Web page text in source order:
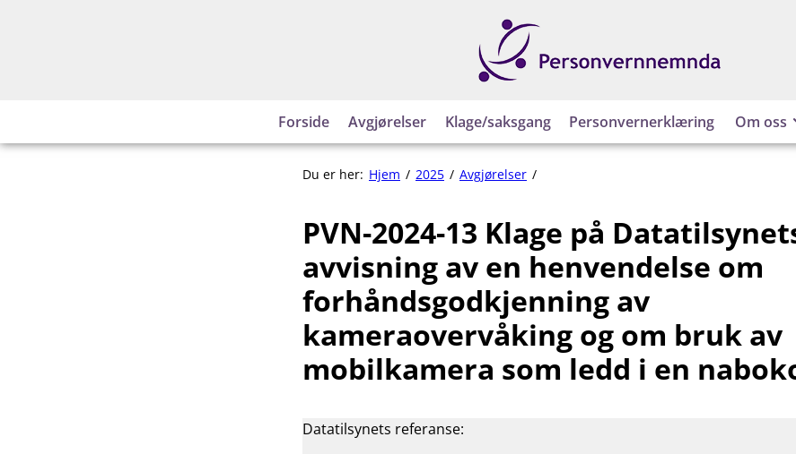
Personvernnemnda
Forside Avgjørelser Klage/saksgang Personvernerklæring Om oss
Du er her: Hjem 2025 Avgjørelser
Klage
på
Datatilsynets
avvisning
av
henvendelse
om
forhåndsgodkjenning
PVN-2024-13 Klage på
avvisning av en henvendelse om
forhåndsgodkjenning av
kameraovervåking og om bruk av
mobilkamera som ledd i en
Datatilsynets referanse: